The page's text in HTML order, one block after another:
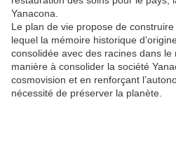
Yanacona.
Le plan de vie propose de
lequel la mémoire historique
consolidée avec des racines dans le
manière à consolider la société
cosmovision et en renforçant
nécessité de préserver la planète.